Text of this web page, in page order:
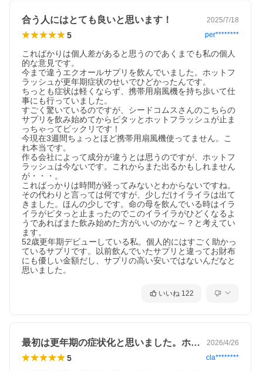
合う人にはとても良いと思います！ 2025/7/18
5 per********
こればかりは個人差があると思うのであくまでも私の個人
的な意見です。
今まで違うエクオールサプリを飲んでいました。ホットフ
ラッシュが更年期症状のせいでひどかったんです。
ちっとも症状は軽くならず、携帯用扇風機を持ち歩いて仕
事にも行っていました。
すごく驚いているのですが、シードコムスさんのこちらの
サプリを飲み始めてからピタッとホットフラッシュが止ま
っちゃってビックリです！
今現在3週間ちょっとほど携帯用扇風機使ってません。こ
れ本当です。
作る会社によって成分が違うとは思うのですが、ホットフ
ラッシュは今ないです。これからまた出るかもしれません
が・・・。
こればっかりは時間が経ってみないとわからないですね。
その代わりと言っては何ですが、少しだけイライラは出て
きました。ほんの少しです。命の母を飲んでいる時はイラ
イラがピタっと止まったのでこのイライラがひどくなるよ
うであればまた飲み始めた方がいいのかな～？と考えてい
ます。
52歳更年期デビューしている私。個人的にはすごく助かっ
ているサプリです。以前飲んでいたサプリと違ってお財布
にも優しい金額だし、サプリの高い安いではないんだなと
思いました。
いいね 122
最初は更年期の症状化と思いました。ホッ… 2026/4/26
5 cla********